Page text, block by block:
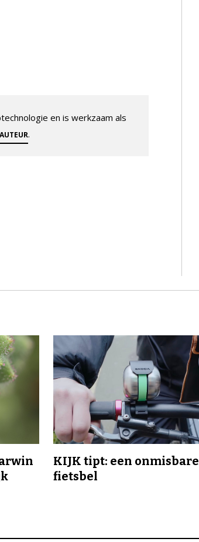
en is werkzaam als
.
KIJK tipt: een onmisbare
fietsbel